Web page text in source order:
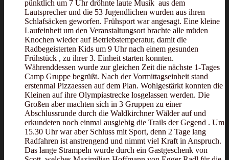
pünktlich um 7 Uhr dröhnte laute Musik aus dem
Lautsprecher und die 53 Jugendlichen wurden aus ihren
Schlafsäcken geworfen. Frühsport war angesagt. Eine kleine
Laufeinheit um den Veranstaltungsort brachte alle müden
Knochen wieder auf Betriebstemperatur, damit die
Radbegeisterten Kids um 9 Uhr nach einem gesunden
Frühstück , zu ihrer 3. Einheit starten konnten.
Währenddessen wurde zur gleichen Zeit die nächste 1-Tages
Camp Gruppe begrüßt. Nach der Vormittagseinheit stand
erstenmal Pizzaessen auf dem Plan. Wohlgestärkt konnten die
Kleinen auf ihre Olympiastrecke losgelassen werden. Die
Großen aber machten sich in 3 Gruppen zu einer
Abschlussrunde durch die Waldkirchner Wälder auf und
erkundeten noch einmal ausgiebig die Trails der Gegend . Um
15.30 Uhr war aber Schluss mit Sport, denn 2 Tage lang
Radfahren ist anstrengend und nimmt viel Kraft in Anspruch.
Das lange Strampeln wurde durch ein Gastgeschenk von